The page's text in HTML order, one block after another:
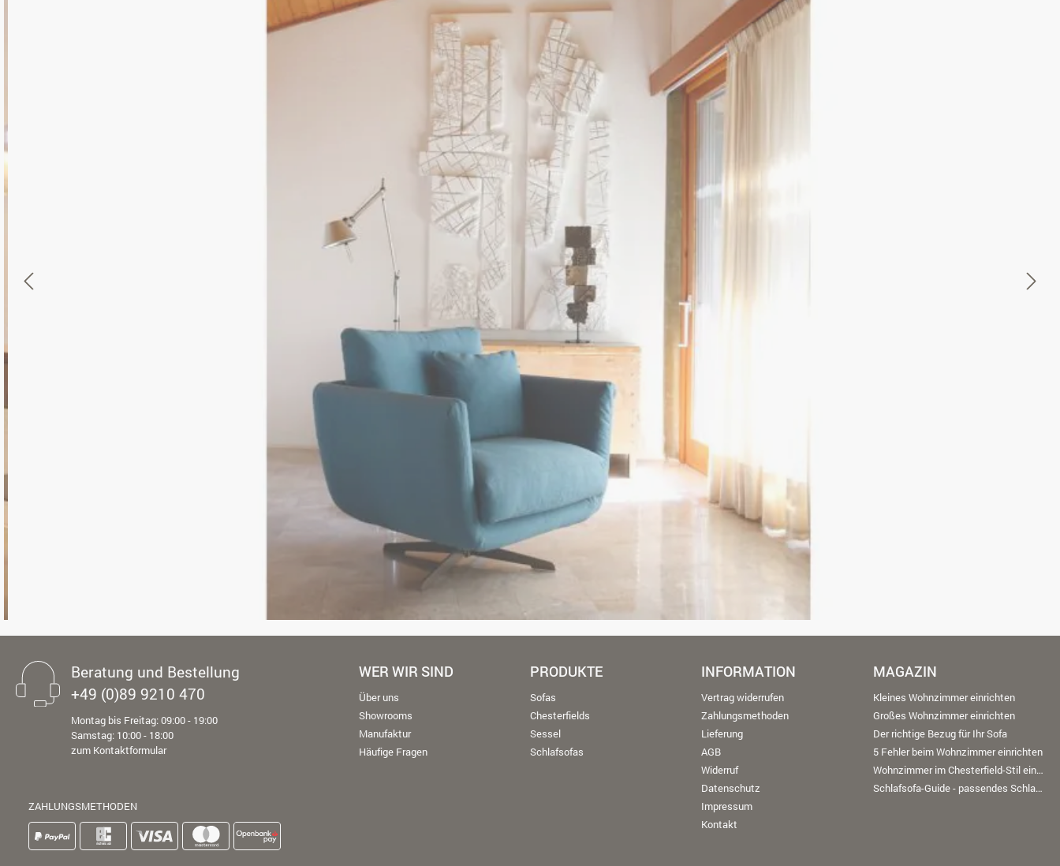
Beratung und Bestellung
+49 (0)89 9210 470
Montag bis Freitag: 09:00 - 19:00
Samstag: 10:00 - 18:00
zum Kontaktformular
ZAHLUNGSMETHODEN
WER WIR SIND
Über uns
Showrooms
Manufaktur
Häufige Fragen
PRODUKTE
Sofas
Chesterfields
Sessel
Schlafsofas
INFORMATION
Vertrag widerrufen
Zahlungsmethoden
Lieferung
AGB
Widerruf
Datenschutz
Impressum
Kontakt
MAGAZIN
Kleines Wohnzimmer einrichten
Großes Wohnzimmer einrichten
Der richtige Bezug für Ihr Sofa
5 Fehler beim Wohnzimmer einrichten
Wohnzimmer im Chesterfield-Stil einrichten
Schlafsofa-Guide - passendes Schlafsofa finden